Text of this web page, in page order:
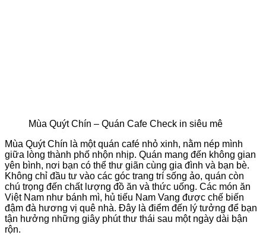
Mùa Quýt Chín – Quán Cafe Check in siêu mê
Mùa Quýt Chín là một quán café nhỏ xinh, nằm nép mình
giữa lòng thành phố nhộn nhịp. Quán mang đến không gian
yên bình, nơi bạn có thể thư giãn cùng gia đình và bạn bè.
Không chỉ đầu tư vào các góc trang trí sống ảo, quán còn
chú trọng đến chất lượng đồ ăn và thức uống. Các món ăn
Việt Nam như bánh mì, hủ tiếu Nam Vang được chế biến
đậm đà hương vị quê nhà. Đây là điểm đến lý tưởng để bạn
tận hưởng những giây phút thư thái sau một ngày dài bận
rộn.